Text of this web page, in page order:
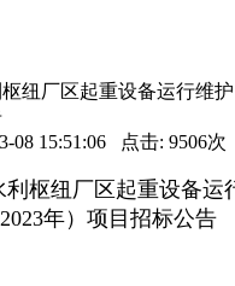
纽厂区起重设备运行维护
08 15:51:06 点击: 9506次
枢纽厂区起重设备运
2023年）项目招标公告